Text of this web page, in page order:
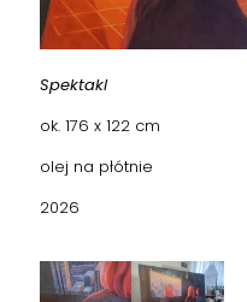
Spektakl
ok. 176 x 122 cm
olej na płótnie
2026